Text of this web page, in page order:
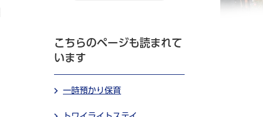
こちらのページも読まれて
います
一時預かり保育